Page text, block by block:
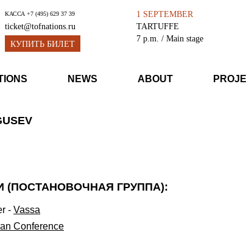
КАССА +7 (495) 629 37 39
ticket@tofnations.ru
КУПИТЬ БИЛЕТ
1 SEPTEMBER
TARTUFFE
7 p.m. / Main stage
NEWS ABOUT
(ПОСТАНОВОЧНАЯ ГРУППА):
- Vassa
Conference